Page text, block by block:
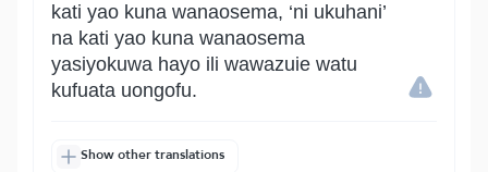
kati yao kuna wanaosema, ‘ni ukuhani’
na kati yao kuna wanaosema
yasiyokuwa hayo ili wawazuie watu
kufuata uongofu.
Show other translations